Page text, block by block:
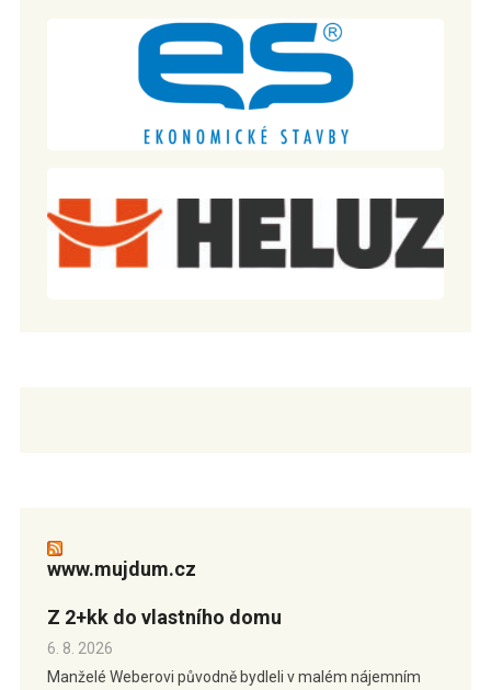
www.mujdum.cz
Z 2+kk do vlastního domu
6. 8. 2026
Manželé Weberovi původně bydleli v malém nájemním